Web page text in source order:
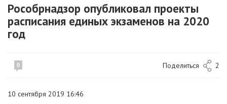
Рособрнадзор опубликовал проекты
расписания единых экзаменов на 2020
год
0 Поделиться 2
10 сентября 2019 16:46